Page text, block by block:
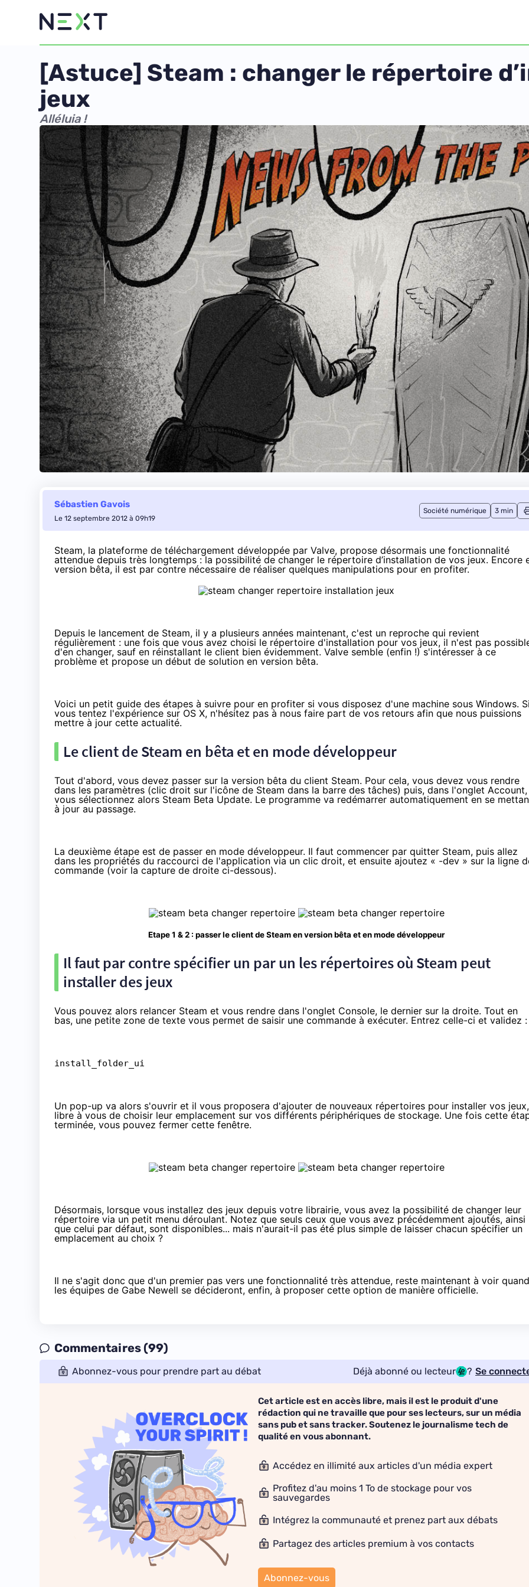
[Astuce] Steam : changer le répertoire
jeux
Alléluia !
Sébastien Gavois
Le 12 septembre 2012 à 09h19
Société numérique 3 min
Steam, la plateforme de téléchargement développée par Valve, propose désormais une fonctionnalité
attendue depuis très longtemps : la possibilité de changer le répertoire d’installation de vos jeux. Encore
version bêta, il est par contre nécessaire de réaliser quelques manipulations pour en profiter.
Depuis le lancement de Steam, il y a plusieurs années maintenant, c'est un reproche qui revient
régulièrement : une fois que vous avez choisi le répertoire d'installation pour vos jeux, il n'est pas
d'en changer, sauf en réinstallant le client bien évidemment. Valve semble (enfin !) s'intéresser à ce
problème et propose un début de solution en version bêta.
Voici un petit guide des étapes à suivre pour en profiter si vous disposez d'une machine sous Windows.
vous tentez l'expérience sur OS X, n'hésitez pas à nous faire part de vos retours afin que nous puissions
mettre à jour cette actualité.
Le client de Steam en bêta et en mode développeur
Tout d'abord, vous devez passer sur la version bêta du client Steam. Pour cela, vous devez vous rendre
dans les paramètres (clic droit sur l'icône de Steam dans la barre des tâches) puis, dans l'onglet Account,
vous sélectionnez alors Steam Beta Update. Le programme va redémarrer automatiquement en se
à jour au passage.
La deuxième étape est de passer en mode développeur. Il faut commencer par quitter Steam, puis allez
dans les propriétés du raccourci de l'application via un clic droit, et ensuite ajoutez « -dev » sur la ligne
commande (voir la capture de droite ci-dessous).
Etape 1 & 2 : passer le client de Steam en version bêta et en mode développeur
Il faut par contre spécifier un par un les répertoires où Steam peut
installer des jeux
Vous pouvez alors relancer Steam et vous rendre dans l'onglet Console, le dernier sur la droite. Tout en
bas, une petite zone de texte vous permet de saisir une commande à exécuter. Entrez celle-ci et validez :
install_folder_ui
Un pop-up va alors s'ouvrir et il vous proposera d'ajouter de nouveaux répertoires pour installer vos jeux,
libre à vous de choisir leur emplacement sur vos différents périphériques de stockage. Une fois cette
terminée, vous pouvez fermer cette fenêtre.
Désormais, lorsque vous installez des jeux depuis votre librairie, vous avez la possibilité de changer leur
répertoire via un petit menu déroulant. Notez que seuls ceux que vous avez précédemment ajoutés, ainsi
que celui par défaut, sont disponibles... mais n'aurait-il pas été plus simple de laisser chacun spécifier un
emplacement au choix ?
Il ne s'agit donc que d'un premier pas vers une fonctionnalité très attendue, reste maintenant à voir quand
les équipes de Gabe Newell se décideront, enfin, à proposer cette option de manière officielle.
Commentaires (99)
Abonnez-vous pour prendre part au débat Déjà abonné ou lecteur ? Se
Cet article est en accès libre, mais il est le produit d'une
rédaction qui ne travaille que pour ses lecteurs, sur un média
sans pub et sans tracker. Soutenez le journalisme tech de
qualité en vous abonnant.
Accédez en illimité aux articles d'un média expert
Profitez d'au moins 1 To de stockage pour vos
sauvegardes
Intégrez la communauté et prenez part aux débats
Partagez des articles premium à vos contacts
Abonnez-vous